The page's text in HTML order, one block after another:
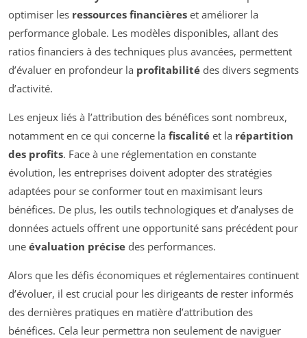
optimiser les ressources financières et améliorer la
performance globale. Les modèles disponibles, allant des
ratios financiers à des techniques plus avancées, permettent
d’évaluer en profondeur la profitabilité des divers segments
d’activité.
Les enjeux liés à l’attribution des bénéfices sont nombreux,
notamment en ce qui concerne la fiscalité et la répartition
des profits. Face à une réglementation en constante
évolution, les entreprises doivent adopter des stratégies
adaptées pour se conformer tout en maximisant leurs
bénéfices. De plus, les outils technologiques et d’analyses de
données actuels offrent une opportunité sans précédent pour
une évaluation précise des performances.
Alors que les défis économiques et réglementaires continuent
d’évoluer, il est crucial pour les dirigeants de rester informés
des dernières pratiques en matière d’attribution des
bénéfices. Cela leur permettra non seulement de naviguer